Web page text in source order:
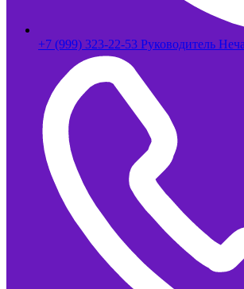
+7 (999) 323-22-53 Руководитель